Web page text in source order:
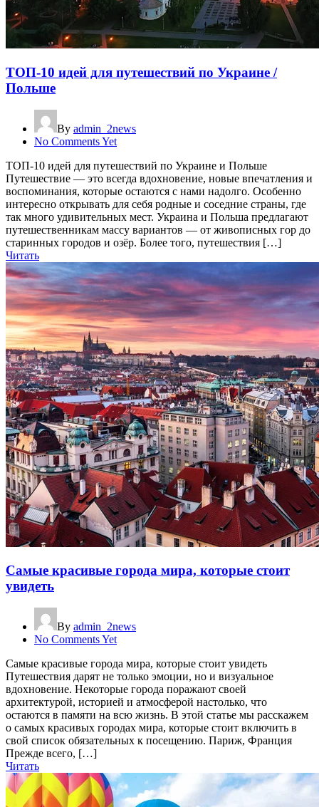
ТОП-10 идей для путешествий по Украине /
Польше
By admin_2news
No Comments Yet
ТОП-10 идей для путешествий по Украине и Польше
Путешествие — это всегда вдохновение, новые впечатления и
воспоминания, которые остаются с нами надолго. Особенно
интересно открывать для себя родные и соседние страны, где
так много удивительных мест. Украина и Польша предлагают
путешественникам массу вариантов — от живописных гор до
старинных городов и озёр. Более того, путешествия […]
Читать
Самые красивые города мира, которые стоит
увидеть
By admin_2news
No Comments Yet
Самые красивые города мира, которые стоит увидеть
Путешествия дарят не только эмоции, но и визуальное
вдохновение. Некоторые города поражают своей
архитектурой, историей и атмосферой настолько, что
остаются в памяти на всю жизнь. В этой статье мы расскажем
о самых красивых городах мира, которые стоит включить в
свой список обязательных к посещению. Париж, Франция
Прежде всего, […]
Читать